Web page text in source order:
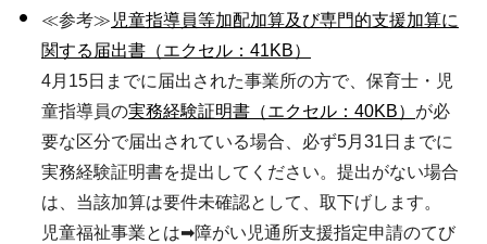
≪参考≫ 児童指導員等加配加算及び専門的支援加算に
関する届出書（エクセル：41KB）
4月15日までに届出された事業所の方で、保育士・児
童指導員の実務経験証明書（エクセル：40KB） が必
要な区分で届出されている場合、必ず5月31日までに
実務経験証明書を提出してください。提出がない場合
は、当該加算は要件未確認として、取下げします。
児童福祉事業とは➡障がい児通所支援指定申請のてび